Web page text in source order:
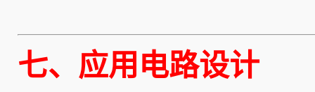
七、应用电路设计